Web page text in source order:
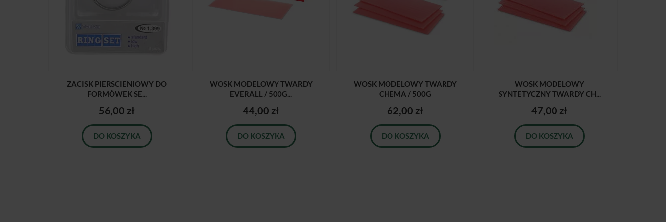
ZACISK PIERSCIENIOWY DO
FORMÓWEK SE...
56,00 zł
DO KOSZYKA
WOSK MODELOWY TWARDY
EVERALL / 500G...
44,00 zł
DO KOSZYKA
WOSK MODELOWY TWARDY
CHEMA / 500G
62,00 zł
DO KOSZYKA
WOSK MODELOWY
SYNTETYCZNY TWARDY CH...
47,00 zł
DO KOSZYKA